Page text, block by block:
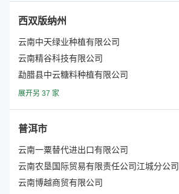
西双版纳州
云南中天绿业种植有限公司
云南精谷科技有限公司
勐腊县中云糖料种植有限公司
展开另 37 家
普洱市
云南一粟替代进出口有限公司
云南农垦国际贸易有限责任公司江城分公司
云南博越商贸有限公司